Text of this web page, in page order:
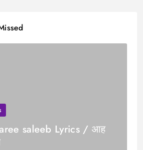
saleeb Lyrics / आह